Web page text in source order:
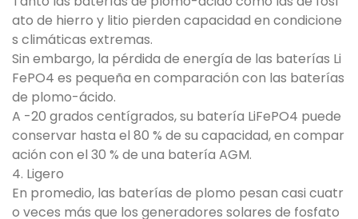
ato de hierro y litio pierden capacidad en condicione
s climáticas extremas.
Sin embargo, la pérdida de energía de las baterías Li
FePO4 es pequeña en comparación con las baterías
de plomo-ácido.
A -20 grados centígrados, su batería LiFePO4 puede
conservar hasta el 80 % de su capacidad, en compar
ación con el 30 % de una batería AGM.
4. Ligero
En promedio, las baterías de plomo pesan casi cuatr
o veces más que los generadores solares de fosfato